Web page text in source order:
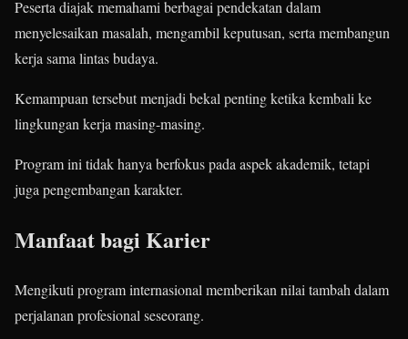
Peserta diajak memahami berbagai pendekatan dalam
menyelesaikan masalah, mengambil keputusan, serta membangun
kerja sama lintas budaya.
Kemampuan tersebut menjadi bekal penting ketika kembali ke
lingkungan kerja masing-masing.
Program ini tidak hanya berfokus pada aspek akademik, tetapi
juga pengembangan karakter.
Manfaat bagi Karier
Mengikuti program internasional memberikan nilai tambah dalam
perjalanan profesional seseorang.